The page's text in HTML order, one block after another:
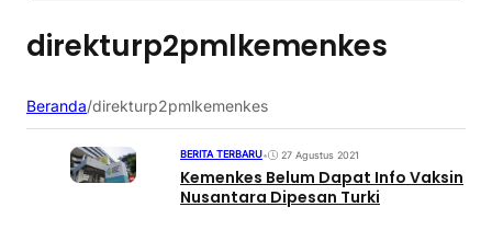
direkturp2pmlkemenkes
Beranda/direkturp2pmlkemenkes
BERITA TERBARU• 27 Agustus 2021
Kemenkes Belum Dapat Info Vaksin
Nusantara Dipesan Turki